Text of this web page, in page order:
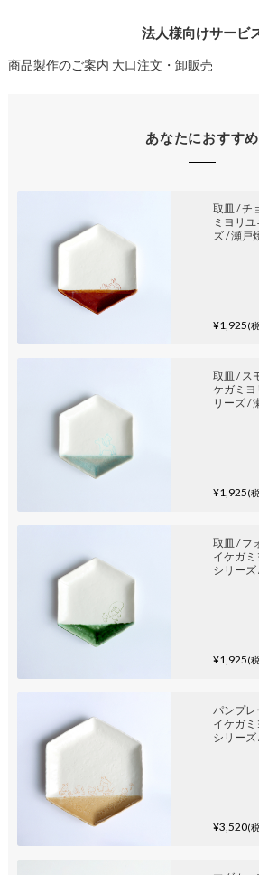
法人様向けサービ
商品製作のご案内 大口注文・卸販売
あなたにおすすめ
取皿 / チ
ミヨリ
ズ / 瀬戸
¥1,925(
取皿 / ス
ケガミヨ
リーズ /
¥1,925(
取皿 / フ
イケガ
シリーズ
¥1,925(
パンプレ
イケガ
シリーズ
¥3,520(